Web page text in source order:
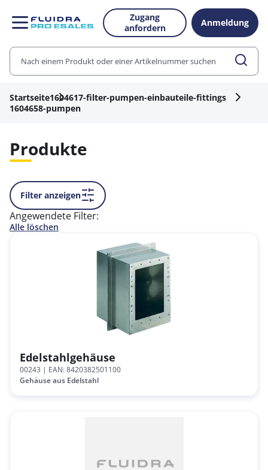
Zugang
anfordern
Anmeldung
Startseite1604617-filter-pumpen-einbauteile-fittings
1604658-pumpen
Produkte
Filter anzeigen
Angewendete Filter:
Alle löschen
Edelstahlgehäuse
00243 | EAN: 8420382501100
Gehäuse aus Edelstahl